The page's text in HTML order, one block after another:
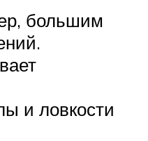
большим
и ловкости